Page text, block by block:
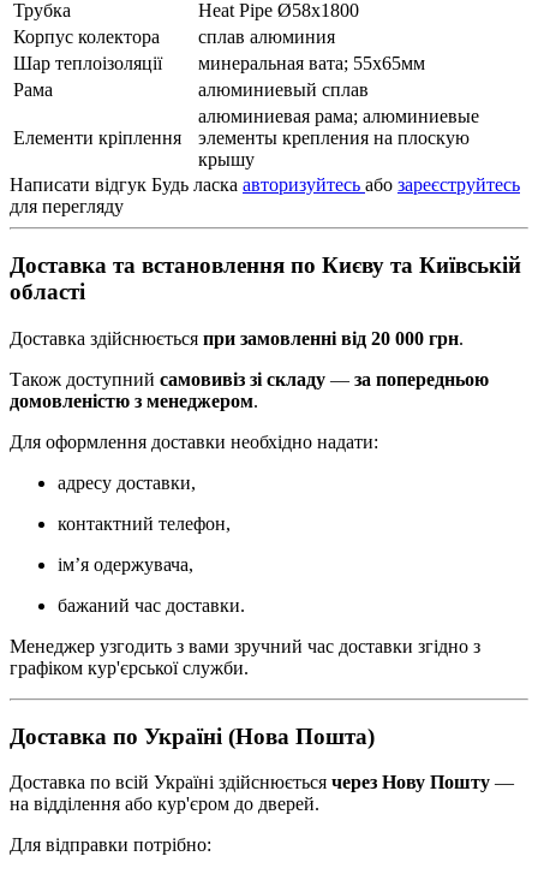
Трубка
Heat Pipe Ø58х1800
Корпус колектора
сплав алюминия
Шар теплоізоляції
минеральная вата; 55х65мм
Рама
алюминиевый сплав
Елементи кріплення
алюминиевая рама; алюминиевые
элементы крепления на плоскую
крышу
Написати відгук Будь ласка авторизуйтесь або зареєструйтесь
для перегляду
Доставка та встановлення по Києву та Київській
області
Доставка здійснюється при замовленні від 20 000 грн.
Також доступний самовивіз зі складу — за попередньою
домовленістю з менеджером.
Для оформлення доставки необхідно надати:
адресу доставки,
контактний телефон,
ім’я одержувача,
бажаний час доставки.
Менеджер узгодить з вами зручний час доставки згідно з
графіком кур'єрської служби.
Доставка по Україні (Нова Пошта)
Доставка по всій Україні здійснюється через Нову Пошту —
на відділення або кур'єром до дверей.
Для відправки потрібно: